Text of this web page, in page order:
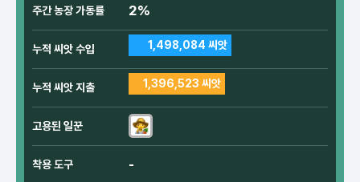
주간 농장 가동률 2%
누적 씨앗 수입 1,498,084 씨앗
누적 씨앗 지출 1,396,523 씨앗
고용된 일꾼
착용 도구 -